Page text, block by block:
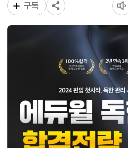
구독